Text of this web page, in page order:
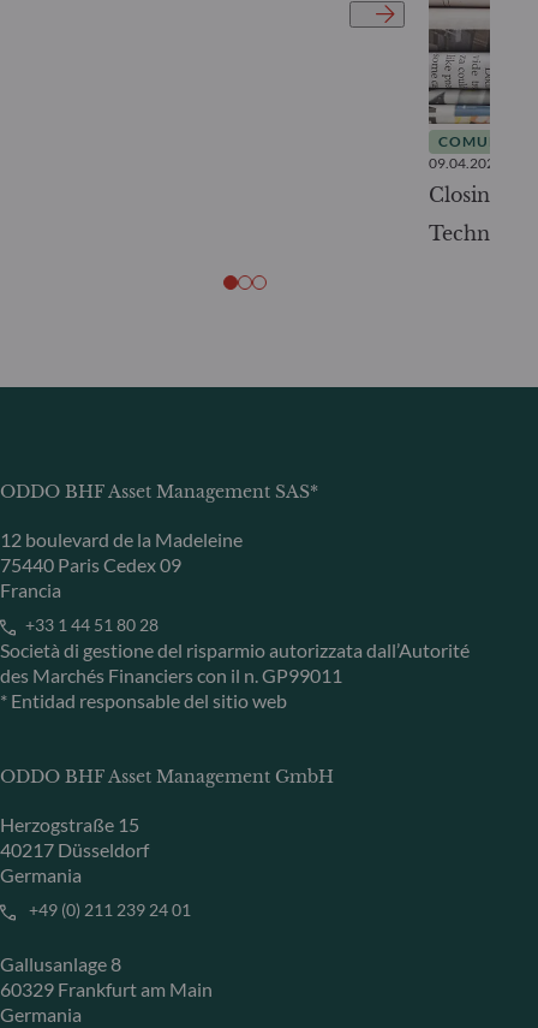
09.04.2025
Closing
ODDO BHF Asset Management SAS*
12 boulevard de la Madeleine
75440 Paris Cedex 09
Francia
+33 1 44 51 80 28
Società di gestione del risparmio autorizzata dall’Autorité
des Marchés Financiers con il n. GP99011
* Entidad responsable del sitio web
ODDO BHF Asset Management GmbH
Herzogstraße 15
40217 Düsseldorf
Germania
+49 (0) 211 239 24 01
Gallusanlage 8
60329 Frankfurt am Main
Germania